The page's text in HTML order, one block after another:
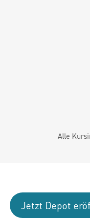
Alle
Jetzt Depot